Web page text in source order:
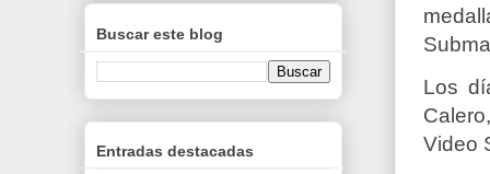
Los
Video
Buscar este blog
Entradas destacadas